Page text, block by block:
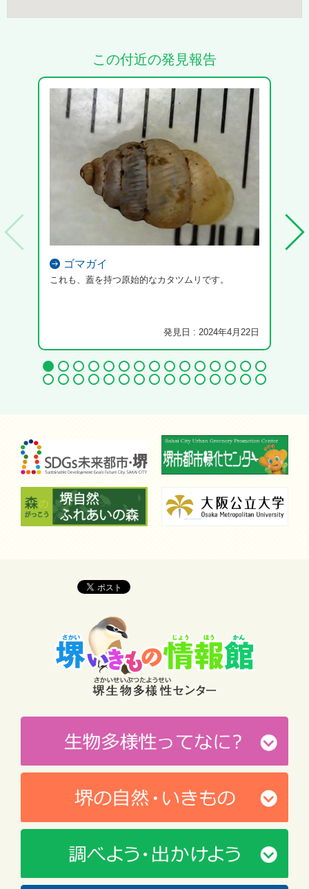
この付近の発見報告
ゴマガイ
これも、蓋を持つ原始的なカタツムリです。
発見日 : 2024年4月22日